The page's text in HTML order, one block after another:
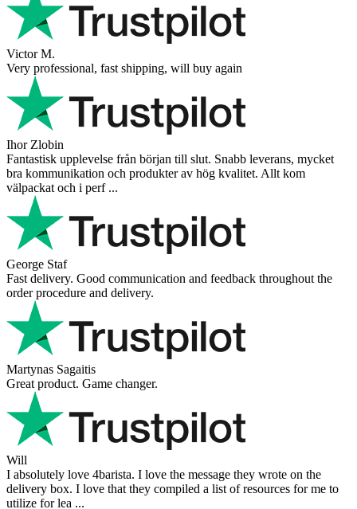
Victor M.
Very professional, fast shipping, will buy again
Ihor Zlobin
Fantastisk upplevelse från början till slut. Snabb leverans, mycket
bra kommunikation och produkter av hög kvalitet. Allt kom
välpackat och i perf ...
George Staf
Fast delivery. Good communication and feedback throughout the
order procedure and delivery.
Martynas Sagaitis
Great product. Game changer.
Will
I absolutely love 4barista. I love the message they wrote on the
delivery box. I love that they compiled a list of resources for me to
utilize for lea ...